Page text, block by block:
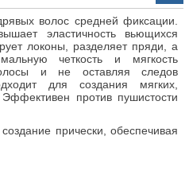
волос средней фиксации.
эластичность вьющихся
локоны, разделяет пряди, а
четкость и мягкость
и не оставляя следов
для создания мягких,
Эффективен против пушистости
прически, обеспечивая